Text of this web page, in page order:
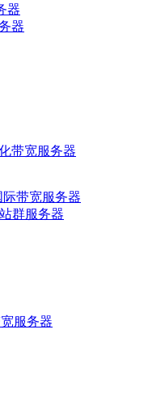
器
器
带宽服务器
带宽服务器
群服务器
服务器